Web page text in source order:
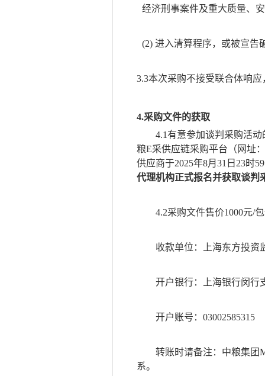
经济刑事案件及重大质量、
(2) 进入清算程序，或被宣告
3.3本次采购不接受联合体响
4.采购文件的获取
4.1有意参加谈判采购活
粮E采供应链采购平台（网址：
供应商于2025年8月 31 日 23时59
代理机构正式报名并获取谈判
4.2采购文件售价1000元/
收款单位：上海东方投资
开户银行：上海银行闵行
开户账号： 03002585315
转账时请备注： 中粮集团
系。